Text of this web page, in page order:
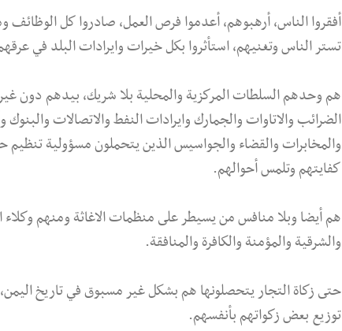
أفقروا الناس، أرهبوهم، أعدموا فرص العمل، صادروا كل الوظائف
تستر الناس وتغنيهم، استأثروا بكل خيرات وايرادات البلد في
هم وحدهم السلطات المركزية والمحلية بلا شريك، بيدهم دون
الضرائب والاتاوات والجمارك وايرادات النفط والاتصالات والبنوك
والمخابرات والقضاء والجواسيس الذين يتحملون مسؤولية تنظيم
كفايتهم وتلمس أحوالهم.
هم أيضا وبلا منافس من يسيطر على منظمات الاغاثة ومنهم وكلاء
والشرقية والمؤمنة والكافرة والمنافقة.
حتى زكاة التجار يتحصلونها هم بشكل غير مسبوق في تاريخ
توزيع بعض زكواتهم بأنفسهم.